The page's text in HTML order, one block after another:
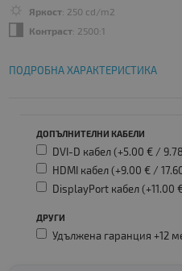
Яркост: 250 cd/m2
Контраст: 2500:1
ПОДРОБНА ХАРАКТЕРИСТИКА
ДОПЪЛНИТЕЛНИ КАБЕЛИ
DVI-D кабел (+5.00 € /
HDMI кабел (+9.00 € /
DisplayPort кабел (+11.00
ДРУГИ
Удължена гаранция +12